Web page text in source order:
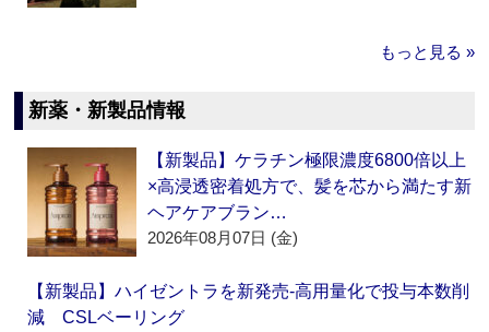
もっと見る »
新薬・新製品情報
【新製品】ケラチン極限濃度6800倍以上
×高浸透密着処方で、髪を芯から満たす新
ヘアケアブラン…
2026年08月07日 (金)
【新製品】ハイゼントラを新発売‐高用量化で投与本数削
減 CSLベーリング